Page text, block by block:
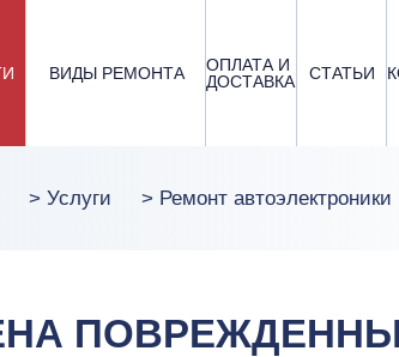
ВИДЫ РЕМОНТА
ОПЛАТА И
ДОСТАВКА
СТАТЬИ
> Услуги > Ремонт автоэлектроники